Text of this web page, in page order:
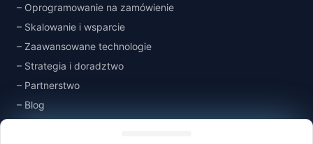
Oprogramowanie na zamówienie
Skalowanie i wsparcie
Zaawansowane technologie
Strategia i doradztwo
Partnerstwo
Blog
Managing consent